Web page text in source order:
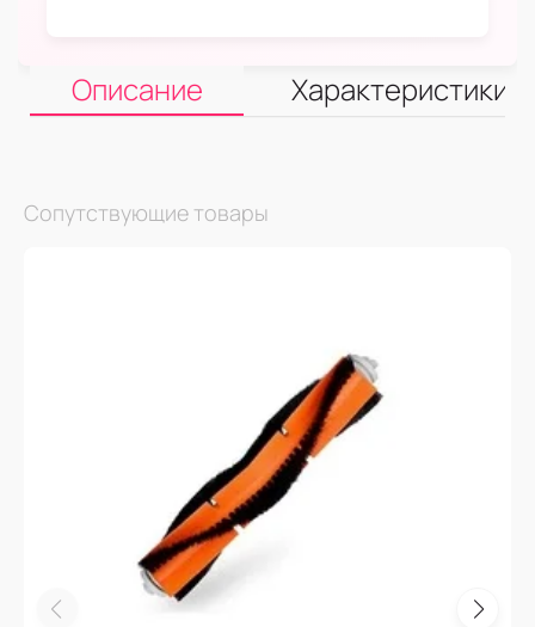
Описание Характеристики
Сопутствующие товары